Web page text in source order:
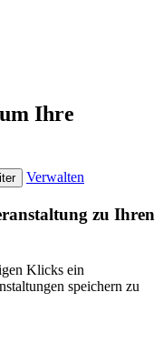
Ihre
Verwalten
zu Ihren
Klicks ein
speichern zu